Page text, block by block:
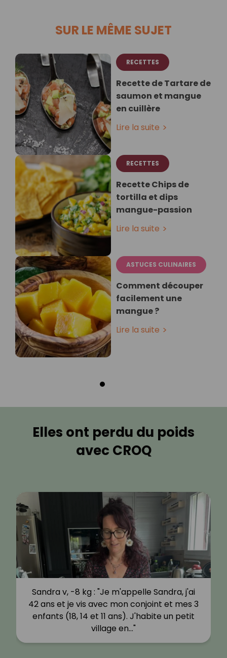
SUR LE MÊME SUJET
RECETTES
Recette de Tartare de
saumon et mangue
en cuillère⁣
Lire la suite
RECETTES
Recette Chips de
tortilla et dips
mangue-passion⁣
Lire la suite
ASTUCES CULINAIRES
Comment découper
facilement une
mangue ?
Lire la suite
Elles ont perdu du poids
avec CROQ
Sandra v, -8 kg : "Je m'appelle Sandra, j'ai
42 ans et je vis avec mon conjoint et mes 3
enfants (18, 14 et 11 ans). J'habite un petit
village en…"